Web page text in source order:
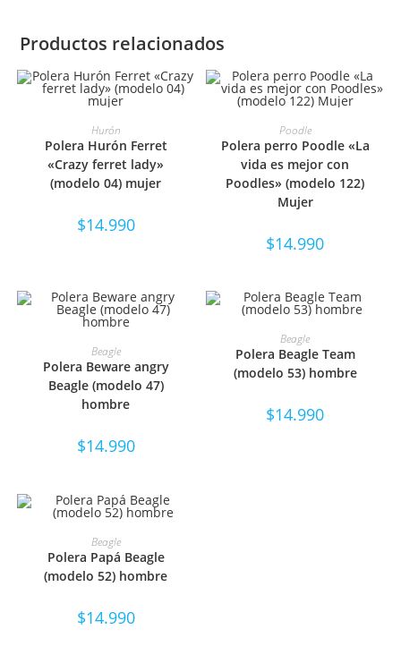
Productos relacionados
SELECCIONAR OPCIONES
Hurón
Polera Hurón Ferret
«Crazy ferret lady»
(modelo 04) mujer
$14.990
SELECCIONAR OPCIONES
Poodle
Polera perro Poodle «La
vida es mejor con
Poodles» (modelo 122)
Mujer
$14.990
SELECCIONAR OPCIONES
Beagle
Polera Beware angry
Beagle (modelo 47)
hombre
$14.990
SELECCIONAR OPCIONES
Beagle
Polera Beagle Team
(modelo 53) hombre
$14.990
SELECCIONAR OPCIONES
Beagle
Polera Papá Beagle
(modelo 52) hombre
$14.990